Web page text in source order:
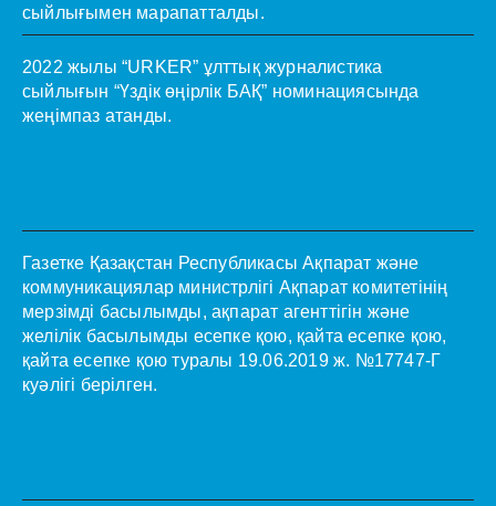
сыйлығымен марапатталды.
2022 жылы “URKER” ұлттық журналистика
сыйлығын “Үздік өңірлік БАҚ” номинациясында
жеңімпаз атанды.
Газетке Қазақстан Республикасы Ақпарат және
коммуникациялар министрлігі Ақпарат комитетінің
мерзімді басылымды, ақпарат агенттігін және
желілік басылымды есепке қою, қайта есепке қою,
қайта есепке қою туралы 19.06.2019 ж. №17747-Г
куәлігі берілген.